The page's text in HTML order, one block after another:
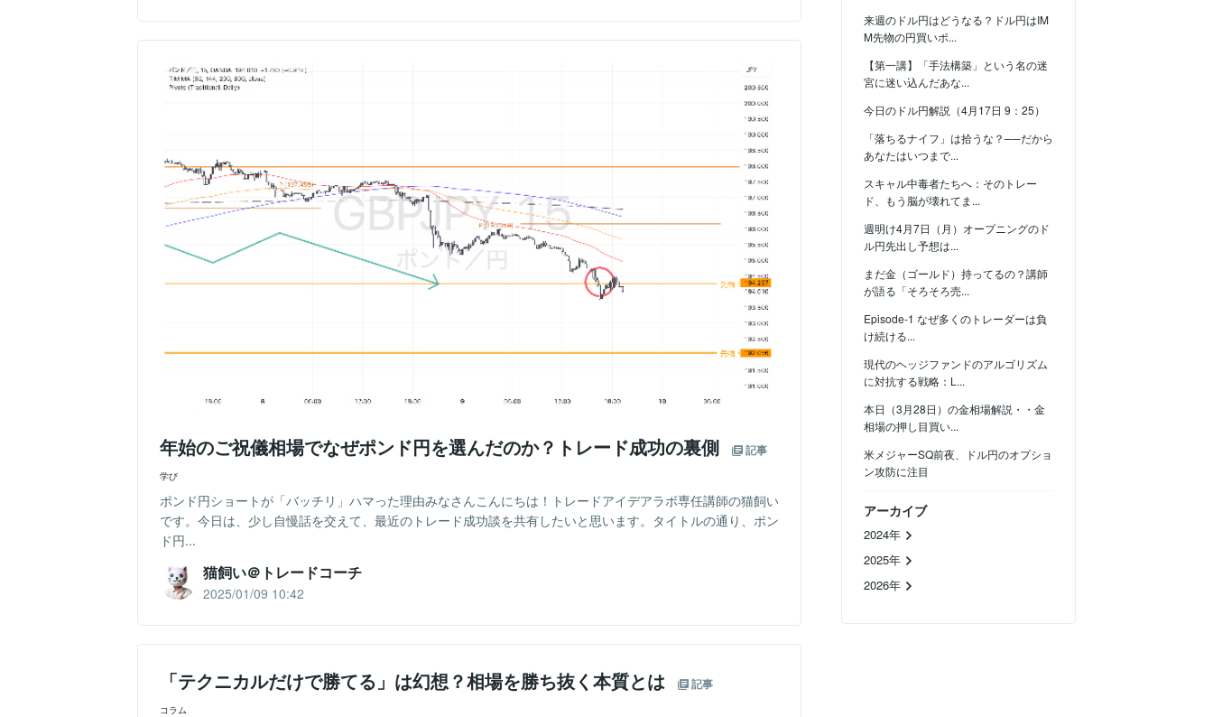
来週のドル円はどうなる？ドル円はIM
M先物の円買いポ...
【第一講】「手法構築」という名の迷
宮に迷い込んだあな...
今日のドル円解説（4月17日 9：25）
「落ちるナイフ」は拾うな？──だから
あなたはいつまで...
スキャル中毒者たちへ：そのトレー
ド、もう脳が壊れてま...
週明け4月7日（月）オープニングのド
ル円先出し予想は...
まだ金（ゴールド）持ってるの？講師
が語る「そろそろ売...
Episode-1 なぜ多くのトレーダーは負
け続ける...
現代のヘッジファンドのアルゴリズム
に対抗する戦略：L...
本日（3月28日）の金相場解説・・金
相場の押し目買い...
米メジャーSQ前夜、ドル円のオプショ
ン攻防に注目
アーカイブ
2024年
2025年
2026年
年始のご祝儀相場でなぜポンド円を選んだのか？トレード成功の裏側 記事
学び
ポンド円ショートが「バッチリ」ハマった理由みなさんこんにちは！トレードアイデアラボ専任講師の猫飼い
です。今日は、少し自慢話を交えて、最近のトレード成功談を共有したいと思います。タイトルの通り、ポン
ド円...
猫飼い＠トレードコーチ
2025/01/09 10:42
「テクニカルだけで勝てる」は幻想？相場を勝ち抜く本質とは 記事
コラム